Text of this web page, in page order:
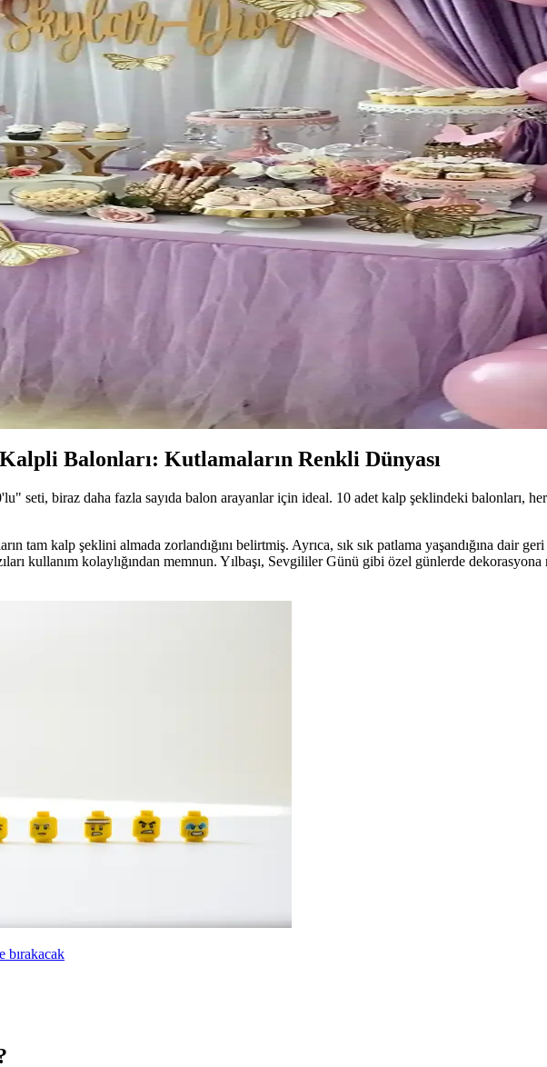
Doğum Günü Dekorasyonu Renkli ve Şık Bir Seçenek
günü kutlamalarına neşe ve canlılık katarken, yüksek kalite ve estetik sunar, pratik
Seti ile Renkli ve Kolay Dekorasyon Çözümleri
kolay kullanımı ve çeşitli renk seçenekleriyle kutlamalarınıza renk katıyor. Doğum günü
Renkli ve Şık Bir Şekilde Süsleyin
ve etkinliklere şıklık katmak için ideal. Pratik kullanımı ve estetik görünümüyle
Hayvan Seti Renkli ve Eğlenceli Dekorasyon Ürünü
temalı etkinliklerde canlılık ve eğlence katmak için ideal, dayanıklı ve kolay şişirilebilir,
Seti ile Doğum Günü Dekorasyonu
ve harflerle özel kutlamalarınıza estetik ve kolay kullanım sağlar.
Karşılaştırması: Hangi Set Sizin İçin Uygun
Renk, malzeme, kullanım alanları ve kullanıcı yorumlarıyla hangi ürünün sizin etkinliğinize
Balonları: Kutlamaların Renkli Dünyası
seti, biraz daha fazla sayıda balon arayanlar için ideal. 10 adet kalp şeklindeki balonları,
tam kalp şeklini almada zorlandığını belirtmiş. Ayrıca, sık sık patlama yaşandığına dair
kullanım kolaylığından memnun. Yılbaşı, Sevgililer Günü gibi özel günlerde
bırakacak